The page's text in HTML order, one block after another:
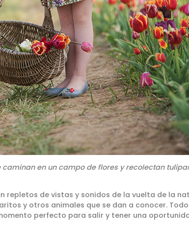
en un campo de flores y recolectan
repletos de vistas y sonidos de la vuelta de la
y otros animales que se dan a conocer.
perfecto para salir y tener una